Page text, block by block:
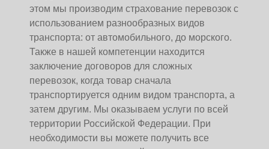
этом мы производим страхование перевозок с
использованием разнообразных видов
транспорта: от автомобильного, до морского.
Также в нашей компетенции находится
заключение договоров для сложных
перевозок, когда товар сначала
транспортируется одним видом транспорта, а
затем другим. Мы оказываем услуги по всей
территории Российской Федерации. При
необходимости вы можете получить все